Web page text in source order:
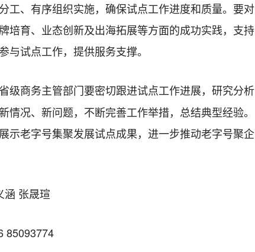
工、有序组织实施，确保试点工作进度和质量。要对
培育、业态创新及出海拓展等方面的成功实践，支持
与试点工作，提供服务支撑。
级商务主管部门要密切跟进试点工作进展，研究分析
情况、新问题，不断完善工作举措，总结典型经验。
示老字号集聚发展试点成果，进一步推动老字号聚企
张晟瑄
85093774